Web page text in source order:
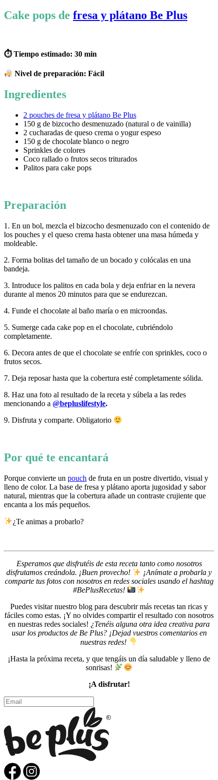
Cake pops de fresa y plátano Be Plus
⏱ Tiempo estimado: 30 min
Nivel de preparación: Fácil
Ingredientes
2 pouches de fresa y plátano Be Plus
150 g de bizcocho desmenuzado (natural o de vainilla)
2 cucharadas de queso crema o yogur espeso
150 g de chocolate blanco o negro
Sprinkles de colores
Coco rallado o frutos secos triturados
Palitos para cake pops
Preparación
1. En un bol, mezcla el bizcocho desmenuzado con el contenido de
los pouches y el queso crema hasta obtener una masa húmeda y
moldeable.
2. Forma bolitas del tamaño de un bocado y colócalas en una
bandeja.
3. Introduce los palitos en cada bola y deja enfriar en la nevera
durante al menos 20 minutos para que se endurezcan.
4. Funde el chocolate al baño maría o en microondas.
5. Sumerge cada cake pop en el chocolate, cubriéndolo
completamente.
6. Decora antes de que el chocolate se enfríe con sprinkles, coco o
frutos secos.
7. Deja reposar hasta que la cobertura esté completamente sólida.
8. Haz una foto al resultado de la receta y súbela a las redes
mencionando a @bepluslifestyle.
9. Disfruta y comparte. Obligatorio
Por qué te encantará
Porque convierte un pouch de fruta en un postre divertido, visual y
lleno de color. La base de fresa y plátano aporta jugosidad y sabor
natural, mientras que la cobertura añade un contraste crujiente que
encanta a los más pequeños.
¿Te animas a probarlo?
Esperamos que disfrutéis de esta receta tanto como nosotros
disfrutamos creándola. ¡Buen provecho!
¡Anímate a probarla y
comparte tus fotos con nosotros en redes sociales usando el hashtag
#BePlusRecetas!
Puedes visitar nuestro blog para descubrir más recetas tan ricas y
fáciles como estas. ¡Y no olvides compartir el resultado con nosotros
en nuestras redes sociales! ¿Tenéis alguna otra idea creativa para
usar los productos de Be Plus? ¡Dejad vuestros comentarios en
nuestras redes!
¡Hasta la próxima receta, y que tengáis un día saludable y lleno de
sonrisas!
¡A disfrutar!